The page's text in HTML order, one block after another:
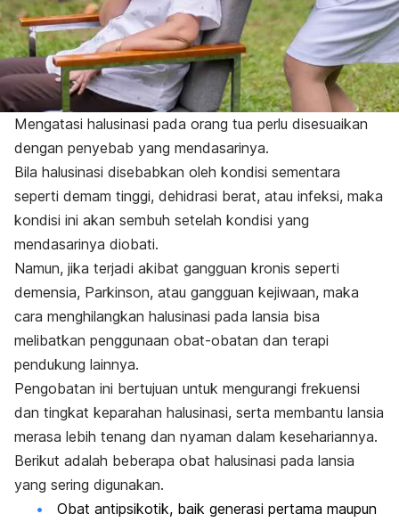
Mengatasi halusinasi pada orang tua perlu disesuaikan
dengan penyebab yang mendasarinya.
Bila halusinasi disebabkan oleh kondisi sementara
seperti demam tinggi, dehidrasi berat, atau infeksi, maka
kondisi ini akan sembuh setelah kondisi yang
mendasarinya diobati.
Namun, jika terjadi akibat gangguan kronis seperti
demensia, Parkinson, atau gangguan kejiwaan, maka
cara menghilangkan halusinasi pada lansia bisa
melibatkan penggunaan obat-obatan dan terapi
pendukung lainnya.
Pengobatan ini bertujuan untuk mengurangi frekuensi
dan tingkat keparahan halusinasi, serta membantu lansia
merasa lebih tenang dan nyaman dalam kesehariannya.
Berikut adalah beberapa obat halusinasi pada lansia
yang sering digunakan.
Obat antipsikotik, baik generasi pertama maupun